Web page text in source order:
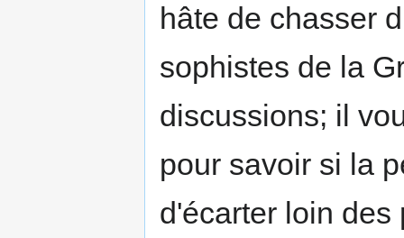
hâte de chasser
sophistes de la
discussions; il
pour savoir si la
d'écarter loin des